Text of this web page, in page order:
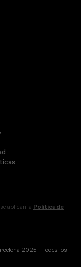
aplican la Política de
2025 - Todos los